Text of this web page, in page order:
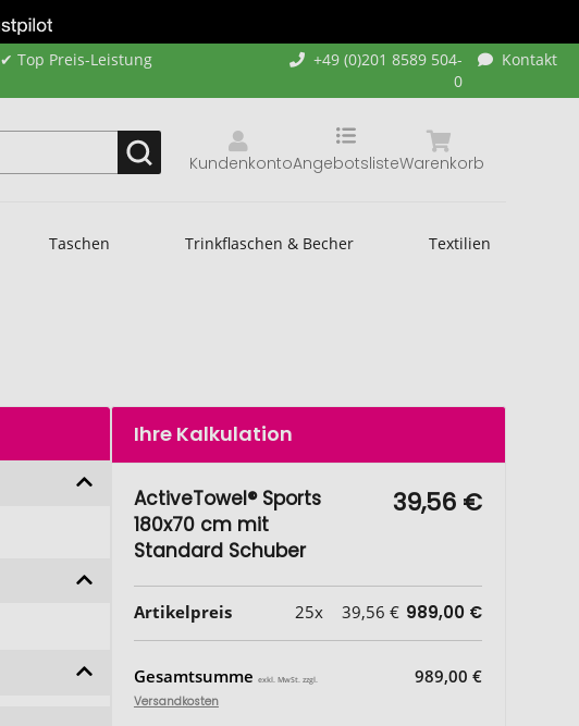
✔ Top Preis-Leistung
+49 (0)201 8589 504-
0
Kontakt
Kundenkonto Warenkorb
Angebotsliste
Taschen Trinkflaschen & Becher Textilien
Ihre Kalkulation
ActiveTowel® Sports
180x70 cm mit
Standard Schuber
39,56 €
Artikelpreis 25x 39,56 € 989,00 €
Gesamtsumme exkl. MwSt. zzgl.
Versandkosten
989,00 €